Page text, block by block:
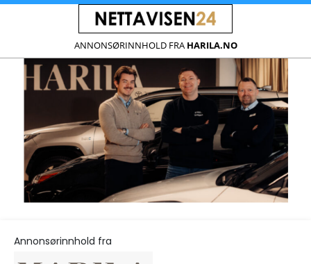
ANNONSØRINNHOLD FRA HARILA.NO
Annonsørinnhold fra